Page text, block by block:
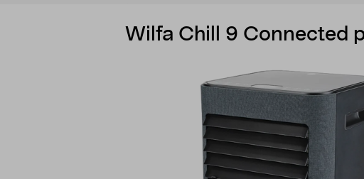
Wilfa Chill 9 Connected